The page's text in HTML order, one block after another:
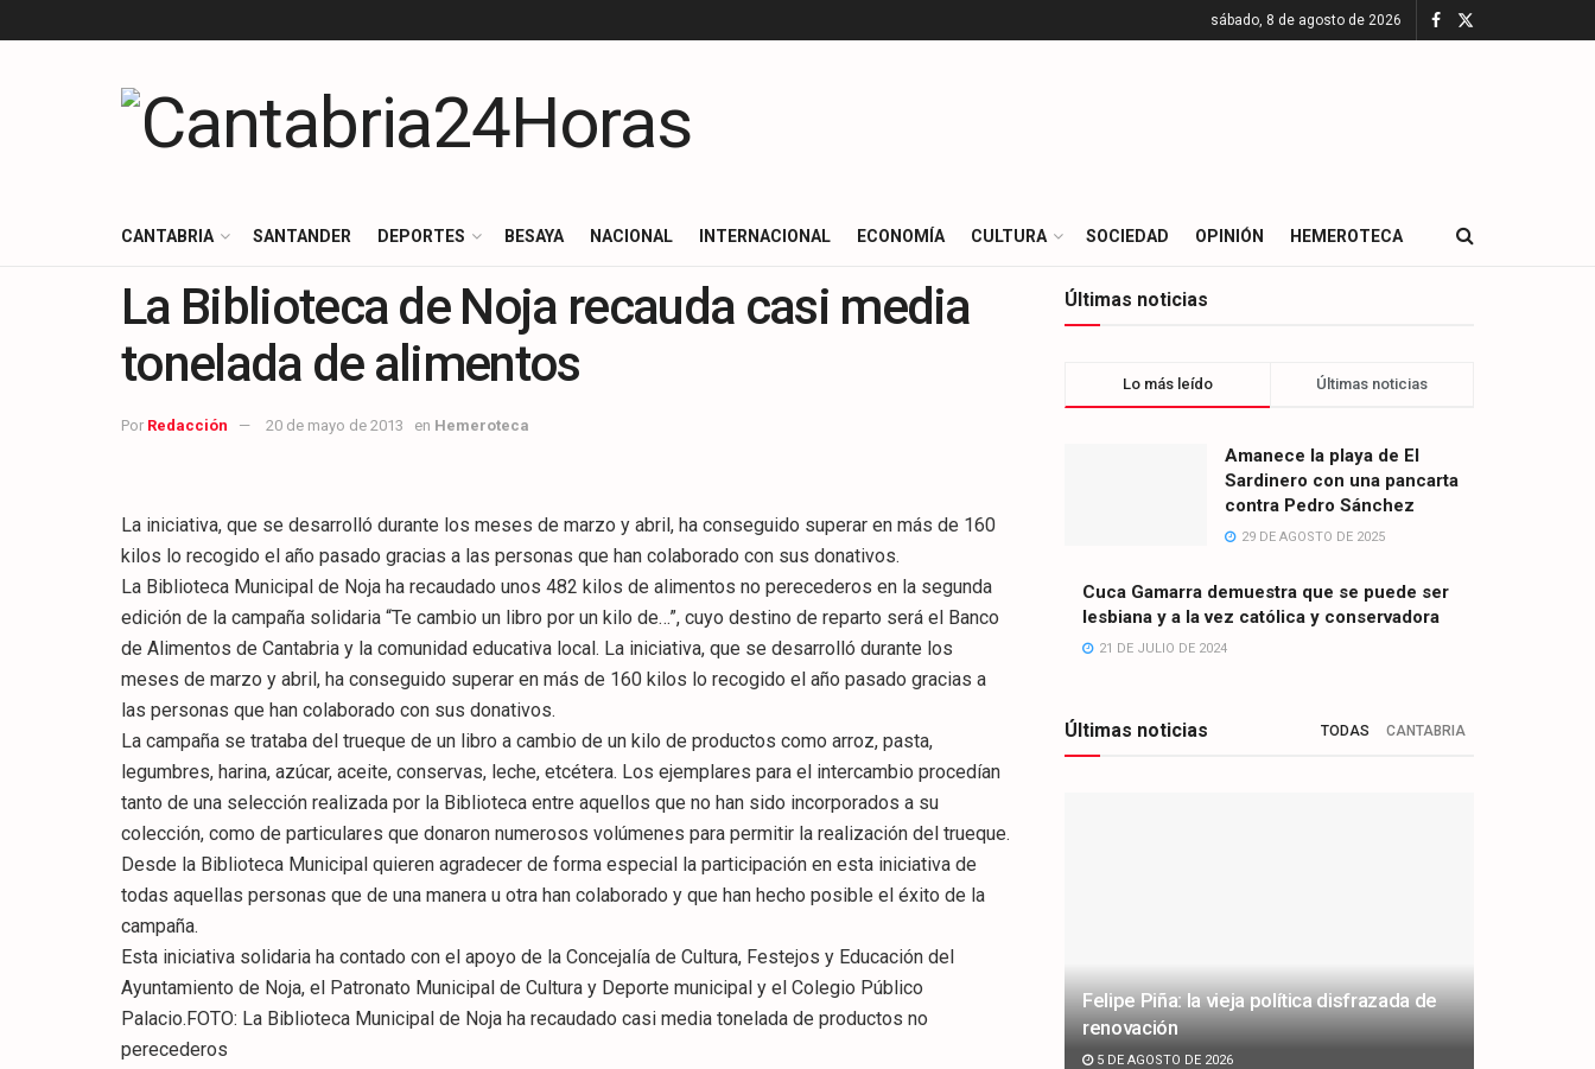
sábado, 8 de agosto de 2026
CANTABRIA SANTANDER DEPORTES BESAYA NACIONAL INTERNACIONAL ECONOMÍA CULTURA SOCIEDAD OPINIÓN HEMEROTECA
La Biblioteca de Noja recauda casi media
tonelada de alimentos
Por Redacción 20 de mayo de 2013 en Hemeroteca
La iniciativa, que se desarrolló durante los meses de marzo y abril, ha conseguido superar en más de 160
kilos lo recogido el año pasado gracias a las personas que han colaborado con sus donativos.
La Biblioteca Municipal de Noja ha recaudado unos 482 kilos de alimentos no perecederos en la segunda
edición de la campaña solidaria “Te cambio un libro por un kilo de…”, cuyo destino de reparto será el Banco
de Alimentos de Cantabria y la comunidad educativa local. La iniciativa, que se desarrolló durante los
meses de marzo y abril, ha conseguido superar en más de 160 kilos lo recogido el año pasado gracias a
las personas que han colaborado con sus donativos.
La campaña se trataba del trueque de un libro a cambio de un kilo de productos como arroz, pasta,
legumbres, harina, azúcar, aceite, conservas, leche, etcétera. Los ejemplares para el intercambio procedían
tanto de una selección realizada por la Biblioteca entre aquellos que no han sido incorporados a su
colección, como de particulares que donaron numerosos volúmenes para permitir la realización del trueque.
Desde la Biblioteca Municipal quieren agradecer de forma especial la participación en esta iniciativa de
todas aquellas personas que de una manera u otra han colaborado y que han hecho posible el éxito de la
campaña.
Esta iniciativa solidaria ha contado con el apoyo de la Concejalía de Cultura, Festejos y Educación del
Ayuntamiento de Noja, el Patronato Municipal de Cultura y Deporte municipal y el Colegio Público
Palacio.FOTO: La Biblioteca Municipal de Noja ha recaudado casi media tonelada de productos no
perecederos
Últimas noticias
Lo más leído Últimas noticias
Amanece la playa de El
Sardinero con una pancarta
contra Pedro Sánchez
29 DE AGOSTO DE 2025
Cuca Gamarra demuestra que se puede ser
lesbiana y a la vez católica y conservadora
21 DE JULIO DE 2024
Últimas noticias TODAS CANTABRIA
Felipe Piña: la vieja política disfrazada de
renovación
5 DE AGOSTO DE 2026